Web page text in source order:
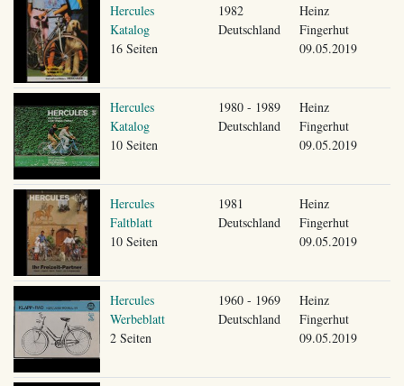
Hercules
Katalog
16 Seiten
1982
Deutschland
Heinz
Fingerhut
09.05.2019
Hercules
Katalog
10 Seiten
1980 - 1989
Deutschland
Heinz
Fingerhut
09.05.2019
Hercules
Faltblatt
10 Seiten
1981
Deutschland
Heinz
Fingerhut
09.05.2019
Hercules
Werbeblatt
2 Seiten
1960 - 1969
Deutschland
Heinz
Fingerhut
09.05.2019